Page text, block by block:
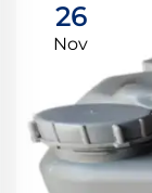
26
Nov